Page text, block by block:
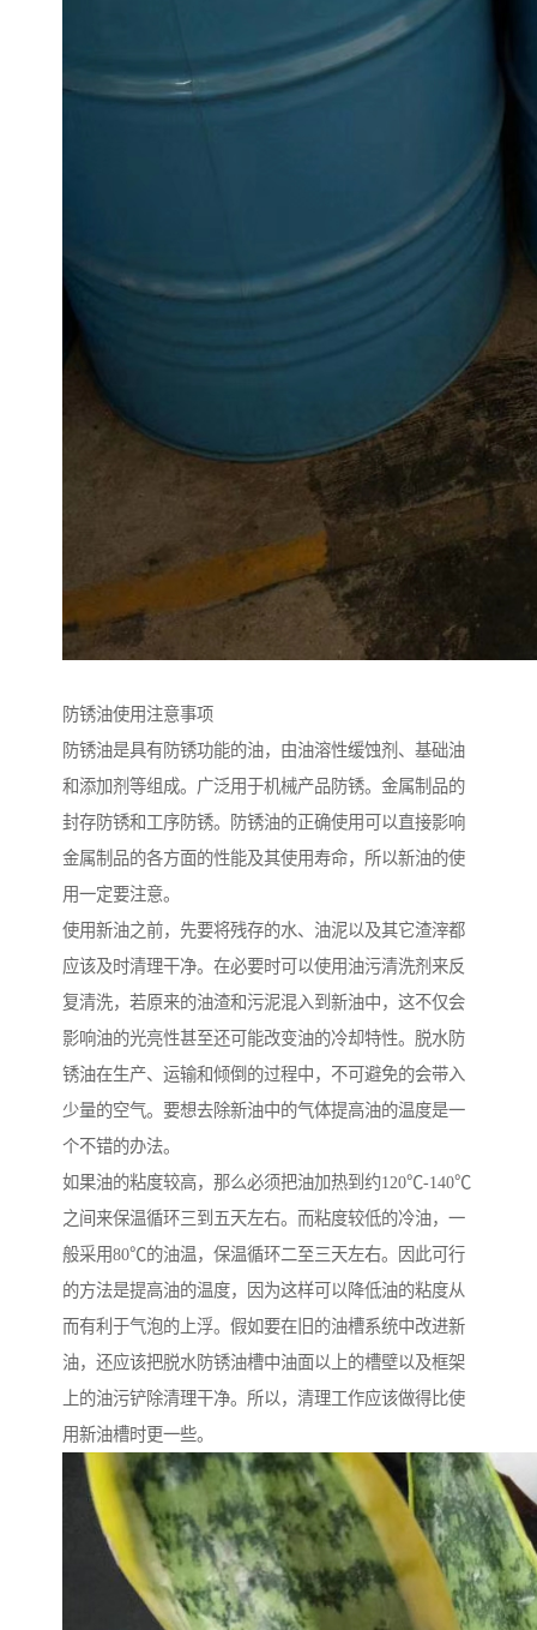
防锈油使用注意事项
防锈油是具有防锈功能的油，由油溶性缓蚀剂、基础油
和添加剂等组成。广泛用于机械产品防锈。金属制品的
封存防锈和工序防锈。防锈油的正确使用可以直接影响
金属制品的各方面的性能及其使用寿命，所以新油的使
用一定要注意。
使用新油之前，先要将残存的水、油泥以及其它渣滓都
应该及时清理干净。在必要时可以使用油污清洗剂来反
复清洗，若原来的油渣和污泥混入到新油中，这不仅会
影响油的光亮性甚至还可能改变油的冷却特性。脱水防
锈油在生产、运输和倾倒的过程中，不可避免的会带入
少量的空气。要想去除新油中的气体提高油的温度是一
个不错的办法。
如果油的粘度较高，那么必须把油加热到约120℃-140℃
之间来保温循环三到五天左右。而粘度较低的冷油，一
般采用80℃的油温，保温循环二至三天左右。因此可行
的方法是提高油的温度，因为这样可以降低油的粘度从
而有利于气泡的上浮。假如要在旧的油槽系统中改进新
油，还应该把脱水防锈油槽中油面以上的槽壁以及框架
上的油污铲除清理干净。所以，清理工作应该做得比使
用新油槽时更一些。